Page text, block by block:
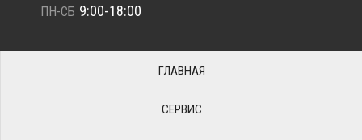
ПН-СБ 9:00-18:00
ГЛАВНАЯ
СЕРВИС